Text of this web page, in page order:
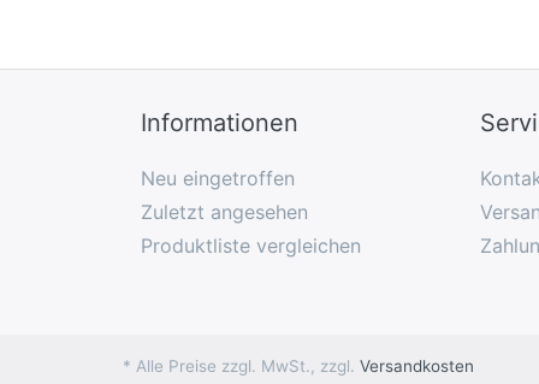
Informationen
Neu eingetroffen
Zuletzt angesehen
Produktliste vergleichen
* Alle Preise zzgl. MwSt., zzgl. Versandkosten